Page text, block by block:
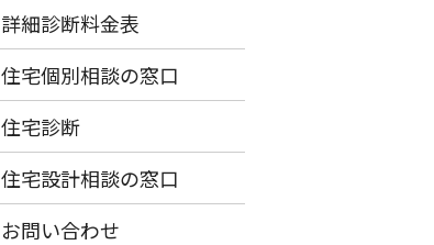
詳細診断料金表
住宅個別相談の窓口
住宅診断
住宅設計相談の窓口
お問い合わせ